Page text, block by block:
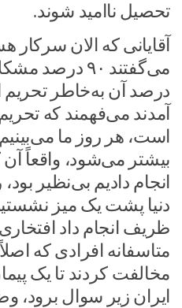
تحصیل ناامید شوند.
آقایانی که الان سرکار
درصد آن به‌خاطر
آمدند می‌فهمند که
است، هر روز ما
بیشتر می‌شود، واقعاً
انجام دادیم بی‌نظیر
دنیا پشت یک میز
ظریف انجام داد
متاسفانه افرادی که
مخالفت کردند تا یک
ایران زیر سوال برود،